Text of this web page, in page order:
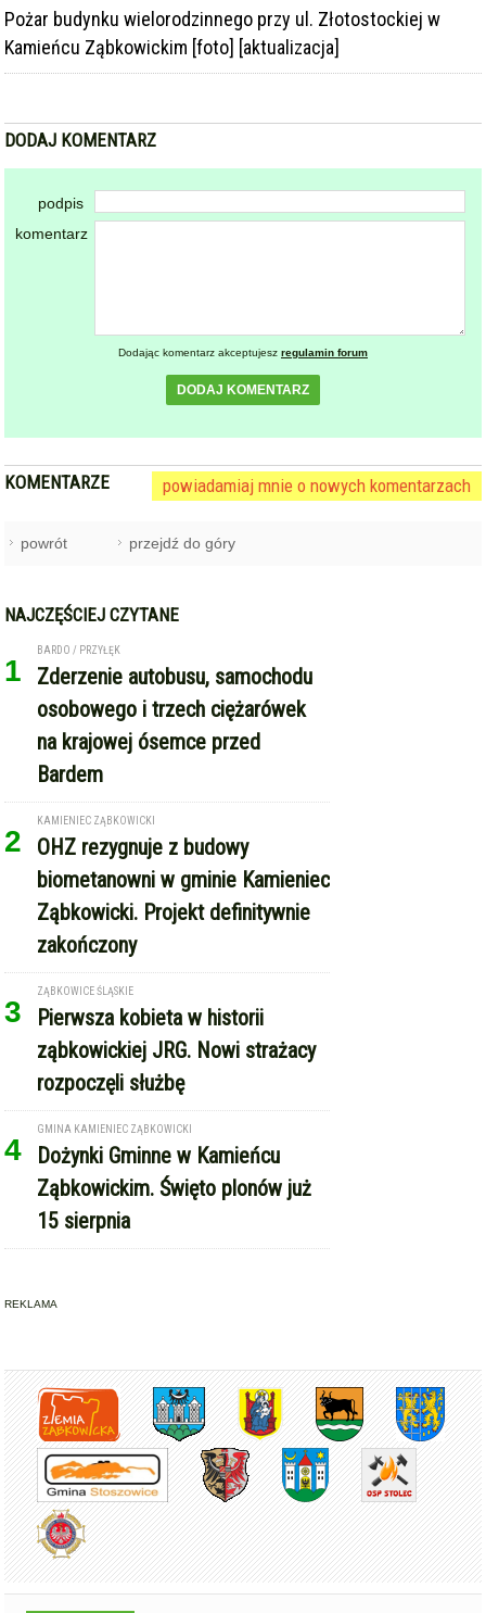
Pożar budynku wielorodzinnego przy ul. Złotostockiej w
Kamieńcu Ząbkowickim [foto] [aktualizacja]
DODAJ KOMENTARZ
podpis
komentarz
Dodając komentarz akceptujesz regulamin forum
DODAJ KOMENTARZ
KOMENTARZE powiadamiaj mnie o nowych komentarzach
powrót przejdź do góry
NAJCZĘŚCIEJ CZYTANE
1
BARDO / PRZYŁĘK
Zderzenie autobusu, samochodu
osobowego i trzech ciężarówek
na krajowej ósemce przed
Bardem
2
KAMIENIEC ZĄBKOWICKI
OHZ rezygnuje z budowy
biometanowni w gminie Kamieniec
Ząbkowicki. Projekt definitywnie
zakończony
3
ZĄBKOWICE ŚLĄSKIE
Pierwsza kobieta w historii
ząbkowickiej JRG. Nowi strażacy
rozpoczęli służbę
4
GMINA KAMIENIEC ZĄBKOWICKI
Dożynki Gminne w Kamieńcu
Ząbkowickim. Święto plonów już
15 sierpnia
REKLAMA